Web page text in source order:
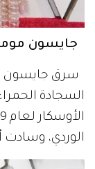
جايسون موموا
سرق جايسون
السجادة
الوردي، وسادت